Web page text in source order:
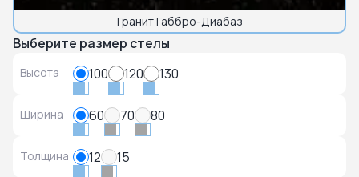
Гранит Габбро-Диабаз
Выберите размер стелы
Высота 100 120 130
Ширина 60 70 80
Толщина 12
15